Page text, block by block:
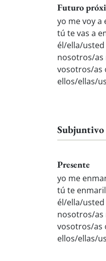
Futuro
yo me voy a
tú te vas a
él/ella/usted
nosotros/as
vosotros/as
ellos/ellas/
Subjuntivo
Presente
yo me
tú te
él/ella/
nosotros/as
vosotros/as
ellos/ellas/